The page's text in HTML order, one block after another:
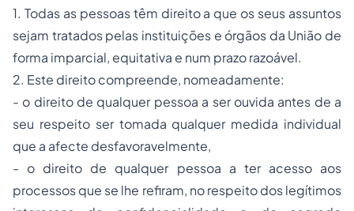
1. Todas as pessoas têm direito a que os seus assuntos
sejam tratados pelas instituições e órgãos da União de
forma imparcial, equitativa e num prazo razoável.
2. Este direito compreende, nomeadamente:
- o direito de qualquer pessoa a ser ouvida antes de a
seu respeito ser tomada qualquer medida individual
que a afecte desfavoravelmente,
- o direito de qualquer pessoa a ter acesso aos
processos que se lhe refiram, no respeito dos legítimos